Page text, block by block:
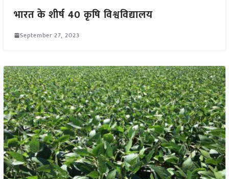
भारत के शीर्ष 40 कृषि विश्वविद्यालय
September 27, 2023